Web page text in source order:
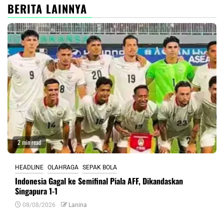
BERITA LAINNYA
2 min read
HEADLINE OLAHRAGA SEPAK BOLA
Indonesia Gagal ke Semifinal Piala AFF, Dikandaskan
Singapura 1-1
08/08/2026 Lanina